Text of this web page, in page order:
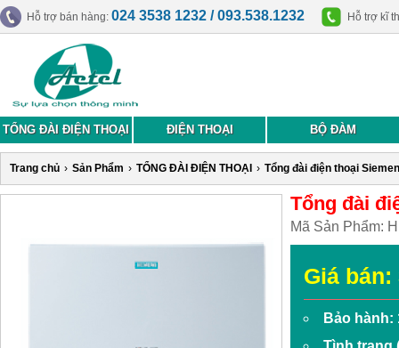
Hỗ trợ bán hàng: 024 3538 1232 / 093.538.1232 Hỗ trợ kĩ
TỔNG ĐÀI ĐIỆN THOẠI ĐIỆN THOẠI BỘ ĐÀM
Trang chủ › Sản Phẩm › TỔNG ĐÀI ĐIỆN THOẠI › Tổng đài điện thoại
Tổng đài
Mã Sản Phẩm:
Giá bán:
Bảo hành: